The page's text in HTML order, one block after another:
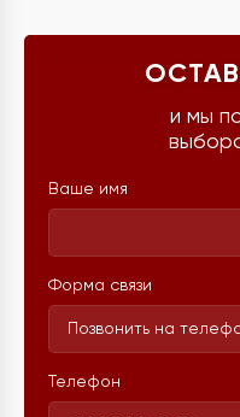
и мы
Ваше имя
Форма связи
Позвонить на
Телефон